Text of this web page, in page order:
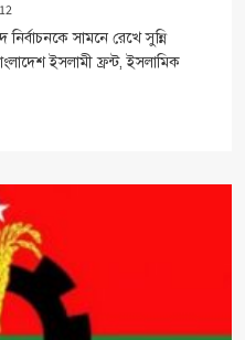
12
সামনে রেখে সুন্নি
ইসলামী ফ্রন্ট, ইসলামিক